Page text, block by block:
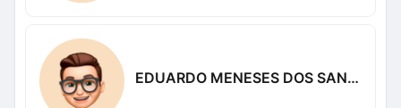
EDUARDO MENESES DOS SANTÓS